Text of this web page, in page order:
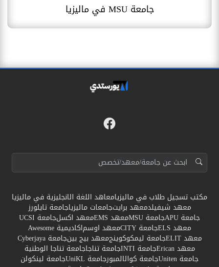
جامعة MSU في ماليزيا
مواقع التواصل
فيسبوك
البحث عن:
مكتب تسجيل طلاب في ماليزيامعاهد اللغة الانجليزية في ماليزيا
معهد شيفيلدمعهد برايتجامعات ماليزياجامعة تايلورز
جامعة APU جامعة MSU معهد EMS معهد اكسلجامعة UCSI
معهد ELS جامعة CITY معهد اوسماكاديمية Awesome
معهد ELIT جامعة ليمكوكوينجمعهد بيج بينجامعة Cyberjaya
معهد Erican جامعة INTI جامعة تناجاجامعة تناجا الوطنية
جامعة Uniten جامعة كوالالمبورجامعة UniKL جامعة لينكولن